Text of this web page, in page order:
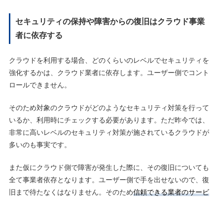
セキュリティの保持や障害からの復旧はクラウド事業
者に依存する
クラウドを利用する場合、どのくらいのレベルでセキュリティを
強化するかは、クラウド業者に依存します。ユーザー側でコント
ロールできません。
そのため対象のクラウドがどのようなセキュリティ対策を行って
いるか、利用時にチェックする必要があります。ただ昨今では、
非常に高いレベルのセキュリティ対策が施されているクラウドが
多いのも事実です。
また仮にクラウド側で障害が発生した際に、その復旧についても
全て事業者依存となります。ユーザー側で手を出せないので、復
旧まで待たなくはなりません。そのため信頼できる業者のサービ